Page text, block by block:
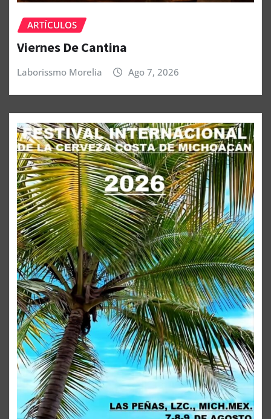
ARTÍCULOS
Viernes De Cantina
Laborissmo Morelia Ago 7, 2026